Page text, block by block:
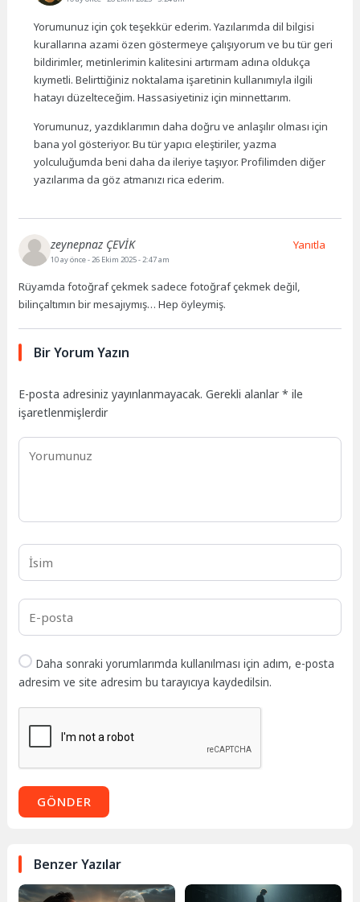
Yorumunuz için çok teşekkür ederim. Yazılarımda dil bilgisi
kurallarına azami özen göstermeye çalışıyorum ve bu tür geri
bildirimler, metinlerimin kalitesini artırmam adına oldukça
kıymetli. Belirttiğiniz noktalama işaretinin kullanımıyla ilgili
hatayı düzelteceğim. Hassasiyetiniz için minnettarım.
Yorumunuz, yazdıklarımın daha doğru ve anlaşılır olması için
bana yol gösteriyor. Bu tür yapıcı eleştiriler, yazma
yolculuğumda beni daha da ileriye taşıyor. Profilimden diğer
yazılarıma da göz atmanızı rica ederim.
zeynepnaz ÇEVİK
10 ay önce- 26 Ekim 2025 - 2:47 am
Rüyamda fotoğraf çekmek sadece fotoğraf çekmek değil,
bilinçaltımın bir mesajıymış… Hep öyleymiş.
Yanıtla
Bir Yorum Yazın
E-posta adresiniz yayınlanmayacak. Gerekli alanlar* ile
işaretlenmişlerdir
Daha sonraki yorumlarımda kullanılması için adım, e-posta
adresim ve site adresim bu tarayıcıya kaydedilsin.
GÖNDER
Benzer Yazılar